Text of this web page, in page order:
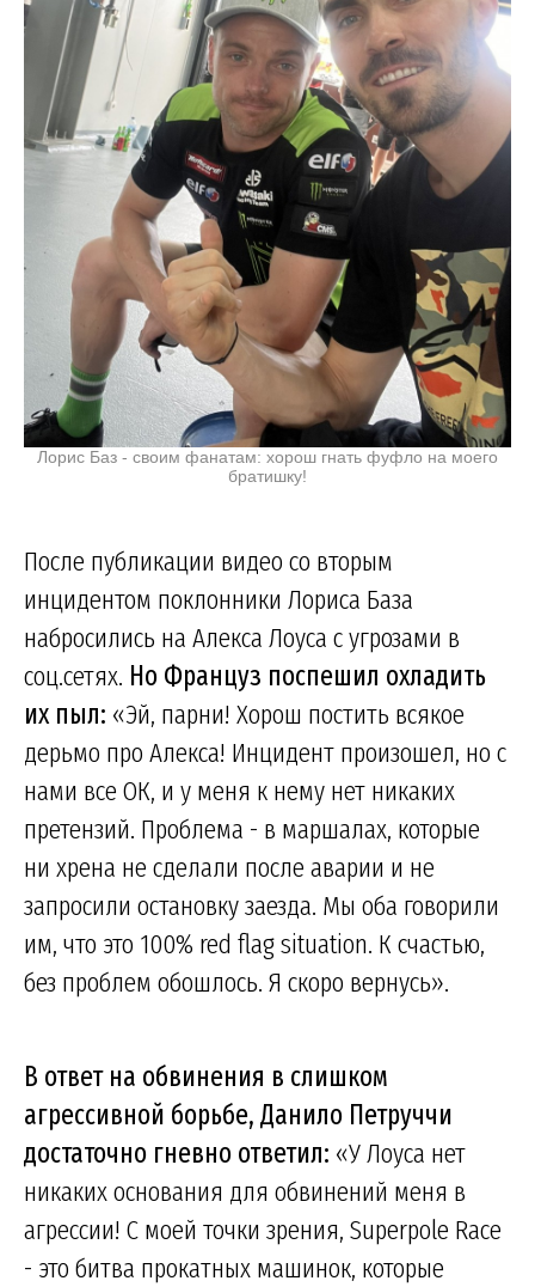
Лорис Баз - своим фанатам: хорош гнать фуфло на моего
братишку!
После публикации видео со вторым
инцидентом поклонники Лориса База
набросились на Алекса Лоуса с угрозами в
соц.сетях. Но Француз поспешил охладить
их пыл: «Эй, парни! Хорош постить всякое
дерьмо про Алекса! Инцидент произошел, но с
нами все ОК, и у меня к нему нет никаких
претензий. Проблема - в маршалах, которые
ни хрена не сделали после аварии и не
запросили остановку заезда. Мы оба говорили
им, что это 100% red flag situation. К счастью,
без проблем обошлось. Я скоро вернусь».
В ответ на обвинения в слишком
агрессивной борьбе, Данило Петруччи
достаточно гневно ответил: «У Лоуса нет
никаких основания для обвинений меня в
агрессии! С моей точки зрения, Superpole Race
- это битва прокатных машинок, которые